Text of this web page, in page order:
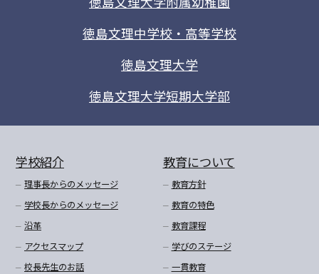
徳島文理中学校・高等学校
徳島文理大学
徳島文理大学短期大学部
学校紹介
理事長からのメッセージ
学校長からのメッセージ
沿革
アクセスマップ
校長先生のお話
教育について
教育方針
教育の特色
教育課程
学びのステージ
一貫教育